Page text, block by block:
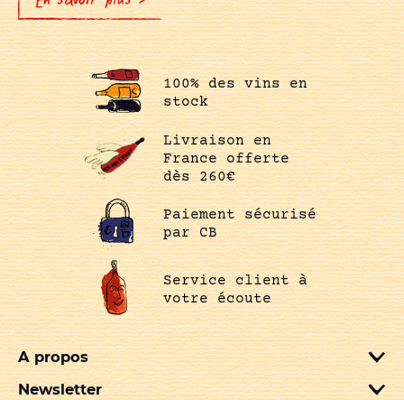
100% des vins en
stock
Livraison en
France offerte
dès 260€
Paiement sécurisé
par CB
Service client à
votre écoute
A propos
Newsletter